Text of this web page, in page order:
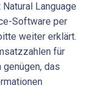
Language
Software per
weiter erklärt.
für
das